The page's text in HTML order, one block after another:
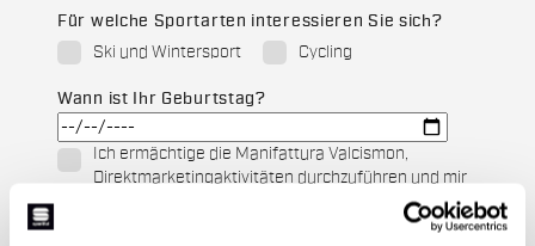
Für welche Sportarten interessieren Sie sich?
Ski und Wintersport
Cycling
Wann ist Ihr Geburtstag?
Ich ermächtige die Manifattura Valcismon,
Direktmarketingaktivitäten durchzuführen und mir
für Kund*innen relevante E-Mails zu Updates,